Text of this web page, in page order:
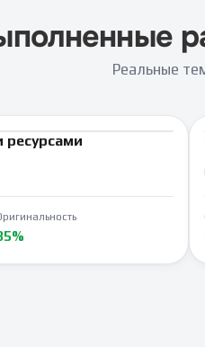
Реальные
ресурсами